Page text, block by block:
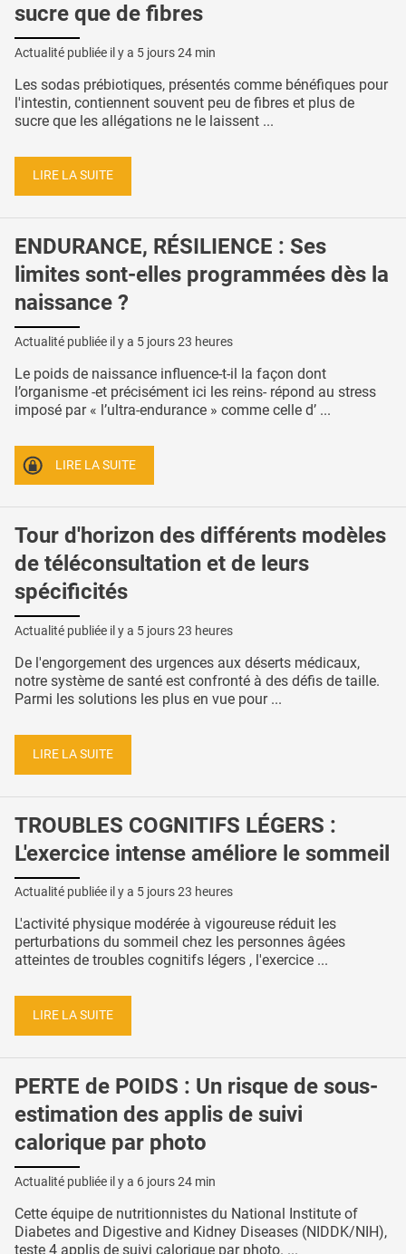
sucre que de fibres
Actualité publiée il y a 5 jours 24 min
Les sodas prébiotiques, présentés comme bénéfiques pour
l'intestin, contiennent souvent peu de fibres et plus de
sucre que les allégations ne le laissent ...
LIRE LA SUITE
ENDURANCE, RÉSILIENCE : Ses
limites sont-elles programmées dès la
naissance ?
Actualité publiée il y a 5 jours 23 heures
Le poids de naissance influence-t-il la façon dont
l’organisme -et précisément ici les reins- répond au stress
imposé par « l’ultra-endurance » comme celle d’ ...
LIRE LA SUITE
Tour d'horizon des différents modèles
de téléconsultation et de leurs
spécificités
Actualité publiée il y a 5 jours 23 heures
De l'engorgement des urgences aux déserts médicaux,
notre système de santé est confronté à des défis de taille.
Parmi les solutions les plus en vue pour ...
LIRE LA SUITE
TROUBLES COGNITIFS LÉGERS :
L'exercice intense améliore le sommeil
Actualité publiée il y a 5 jours 23 heures
L'activité physique modérée à vigoureuse réduit les
perturbations du sommeil chez les personnes âgées
atteintes de troubles cognitifs légers , l'exercice ...
LIRE LA SUITE
PERTE de POIDS : Un risque de sous-
estimation des applis de suivi
calorique par photo
Actualité publiée il y a 6 jours 24 min
Cette équipe de nutritionnistes du National Institute of
Diabetes and Digestive and Kidney Diseases (NIDDK/NIH),
teste 4 applis de suivi calorique par photo. ...